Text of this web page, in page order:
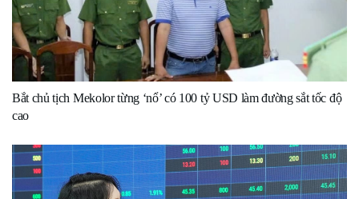
Bắt chủ tịch Mekolor từng ‘nổ’ có 100 tỷ USD làm đường sắt tốc độ
cao